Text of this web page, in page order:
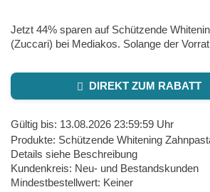
Jetzt 44% sparen auf Schützende
(Zuccari) bei Mediakos. Solange der
DIREKT ZUM RABATT
Gültig bis: 13.08.2026 23:59:59 Uhr
Produkte: Schützende Whitening
Details siehe Beschreibung
Kundenkreis: Neu- und Bestandskunden
Mindestbestellwert: Keiner